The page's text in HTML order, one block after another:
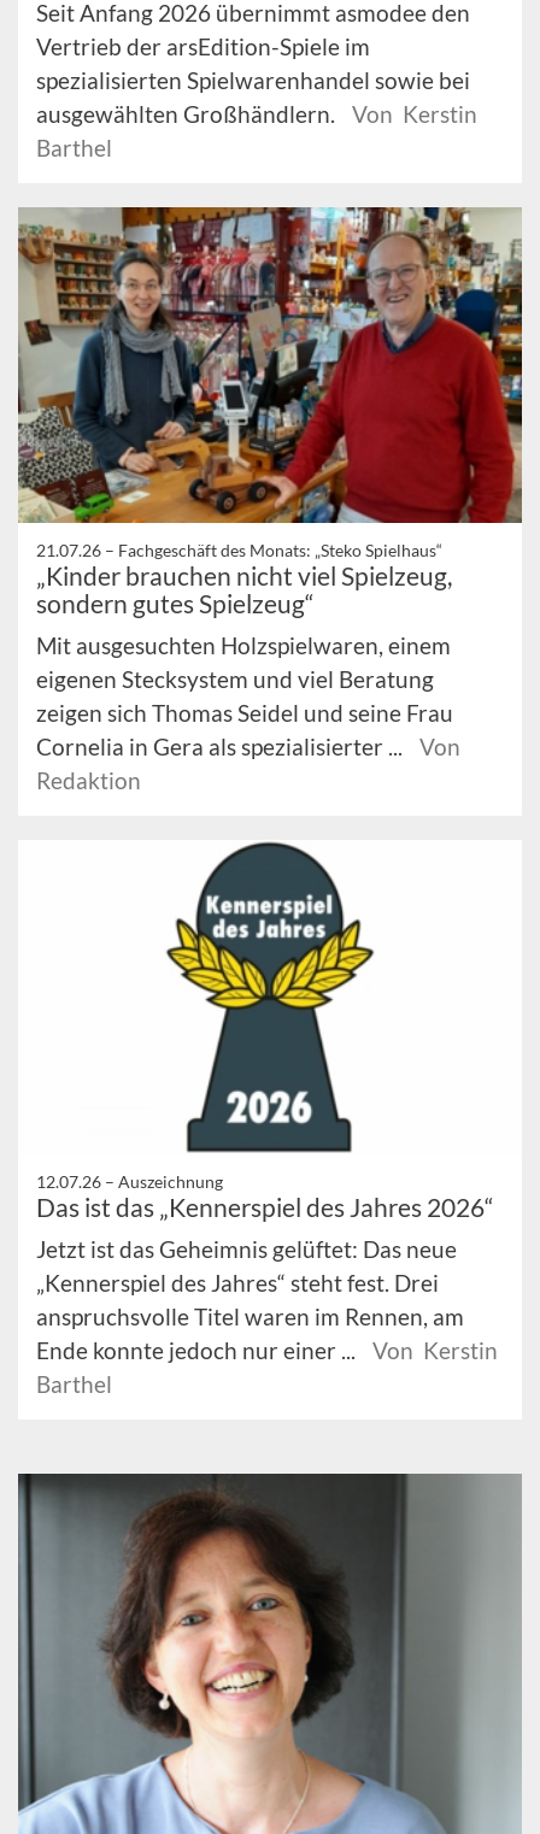
Seit Anfang 2026 übernimmt asmodee den
Vertrieb der arsEdition-Spiele im
spezialisierten Spielwarenhandel sowie bei
ausgewählten Großhändlern.
Von Kerstin
Barthel
21.07.26 – Fachgeschäft des Monats: „Steko Spielhaus“
„Kinder brauchen nicht viel Spielzeug,
sondern gutes Spielzeug“
Mit ausgesuchten Holzspielwaren, einem
eigenen Stecksystem und viel Beratung
zeigen sich Thomas Seidel und seine Frau
Cornelia in Gera als spezialisierter ...
Von
Redaktion
12.07.26 – Auszeichnung
Das ist das „Kennerspiel des Jahres 2026“
Jetzt ist das Geheimnis gelüftet: Das neue
„Kennerspiel des Jahres“ steht fest. Drei
anspruchsvolle Titel waren im Rennen, am
Ende konnte jedoch nur einer ...
Von Kerstin
Barthel